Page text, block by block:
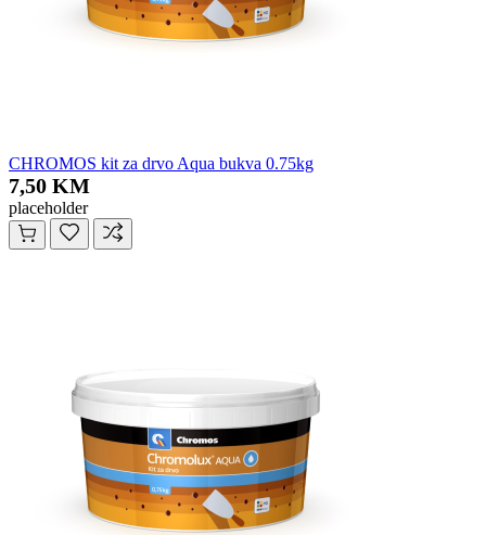
CHROMOS kit za drvo Aqua bukva 0.75kg
7,50 KM
placeholder